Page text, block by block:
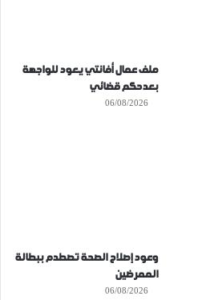
ملف عمال أفانتي يعود للواجهة
بعدحكم قضائي
06/08/2026
وعود إصلاح الصحة تصطدم ببطالة
الممرضين
06/08/2026